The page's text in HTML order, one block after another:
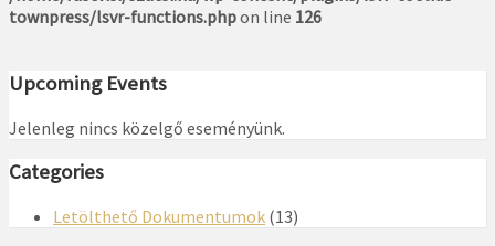
townpress/lsvr-functions.phpon line 126
Upcoming Events
Jelenleg nincs közelgő eseményünk.
Categories
Letölthető Dokumentumok (13)